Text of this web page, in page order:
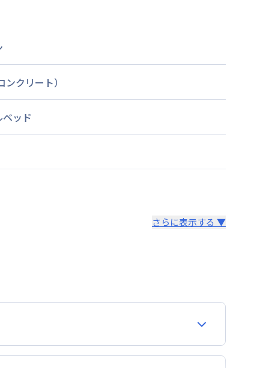
ンクリート）
ッド
さらに表示する ▼